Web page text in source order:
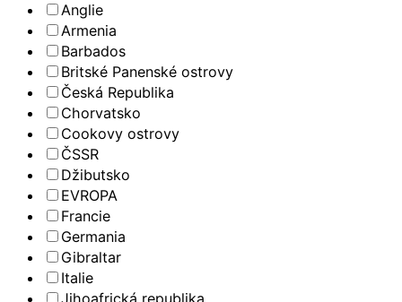
Anglie
Armenia
Barbados
Britské Panenské ostrovy
Česká Republika
Chorvatsko
Cookovy ostrovy
ČSSR
Džibutsko
EVROPA
Francie
Germania
Gibraltar
Italie